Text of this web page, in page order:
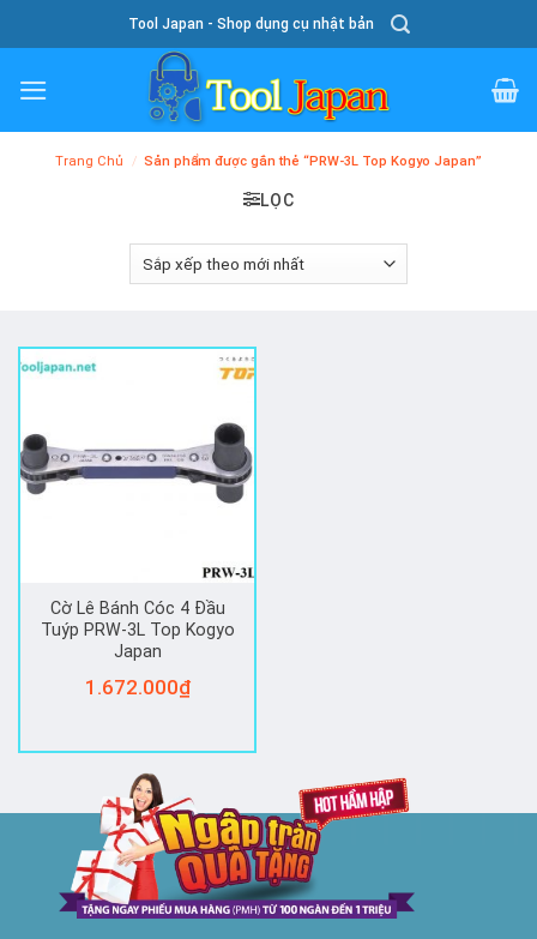
To
Content
Tool Japan - Shop dụng cụ nhật bản
Trang Chủ / Sản phẩm được gắn thẻ “PRW-3L Top Kogyo Japan”
LỌC
Cờ Lê Bánh Cóc 4 Đầu
Tuýp PRW-3L Top Kogyo
Japan
1.672.000₫